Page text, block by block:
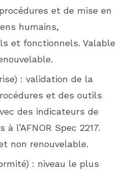
et de mise en
humains,
et fonctionnels. Valable
: validation de la
et des outils
des indicateurs de
l’AFNOR Spec 2217.
non renouvelable.
: niveau le plus